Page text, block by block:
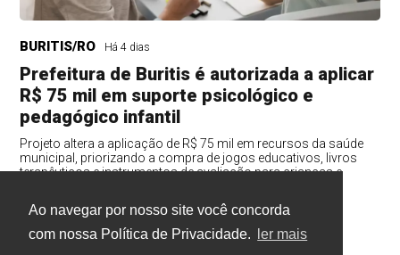
Ao navegar por nosso site você concorda
com nossa Política de Privacidade.
ler mais
BURITIS/RO Há 4 dias
Prefeitura de Buritis é autorizada a aplicar
R$ 75 mil em suporte psicológico e
pedagógico infantil
Projeto altera a aplicação de R$ 75 mil em recursos da saúde
municipal, priorizando a compra de jogos educativos, livros
terapêuticos e instrumentos de avaliação para crianças e